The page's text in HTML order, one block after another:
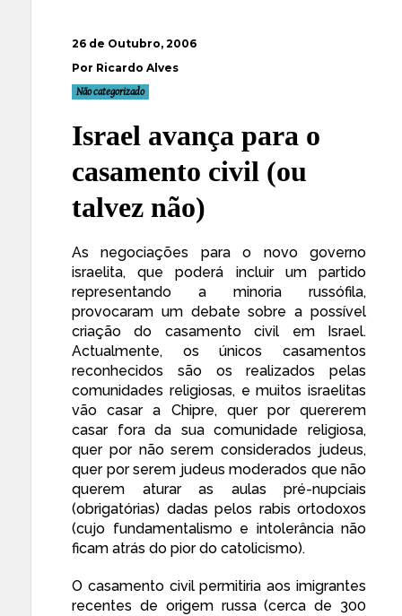
26 de Outubro, 2006
Por Ricardo Alves
Não categorizado
Israel avança para o
casamento civil (ou
talvez não)
Asnegociações para o novo governo
israelita, que poderá incluir um partido
representando a minoria russófila,
provocaram um debate sobre a possível
criação do casamento civil em Israel.
Actualmente, os únicos casamentos
reconhecidos são os realizados pelas
comunidades religiosas, e muitos israelitas
vão casar a Chipre, quer por quererem
casar fora da sua comunidade religiosa,
quer por não serem considerados judeus,
quer por serem judeus moderados que não
querem aturar as aulas pré-nupciais
(obrigatórias) dadas pelos rabis ortodoxos
(cujo fundamentalismo e intolerância não
ficam atrás do pior do catolicismo).
O casamento civil permitiria aos imigrantes
recentes de origem russa (cerca de 300